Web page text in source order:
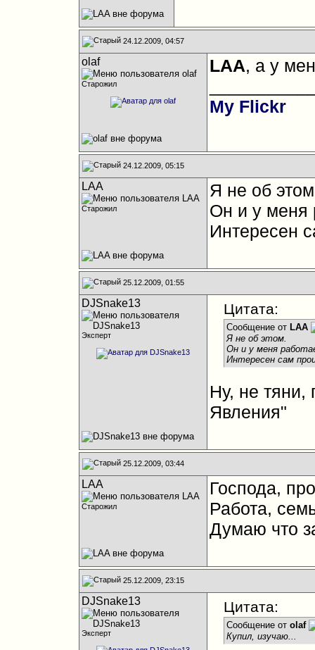
24.12.2009, 04:57
olaf
Старожил
LAA, а у
My Flickr
24.12.2009, 05:15
LAA
Старожил
Я не об
Он и у меня
Интересен
25.12.2009, 01:55
DJSnake13
Эксперт
Цитата:
Сообщение от LAA
Я не об этом.
Он и у меня
Интересен сам
Ну, не тяни,
Явления"
25.12.2009, 03:44
LAA
Старожил
Господа,
Работа,
Думаю что
25.12.2009, 23:15
DJSnake13
Эксперт
Цитата:
Сообщение от olaf
Купил, изучаю...